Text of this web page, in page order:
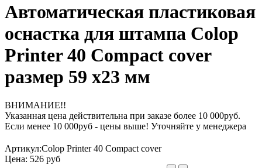
Автоматическая пластиковая
оснастка для штампа Colop
Printer 40 Compact cover
размер 59 х23 мм
ВНИМАНИЕ!!
Указанная цена действительна при заказе более 10 000руб.
Если менее 10 000руб - цены выше! Уточняйте у менеджера
Артикул:Colop Printer 40 Compact cover
Цена: 526 руб